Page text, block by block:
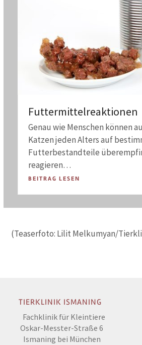
Futtermittelreaktionen
Genau wie Menschen können
Katzen jeden Alters auf
Futterbestandteile
reagieren…
BEITRAG LESEN
(Teaserfoto: Lilit Melkumyan/
TIERKLINIK ISMANING
Fachklinik für Kleintiere
Oskar-Messter-Straße 6
Ismaning bei München